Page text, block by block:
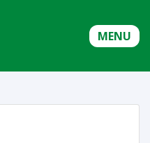
MENU